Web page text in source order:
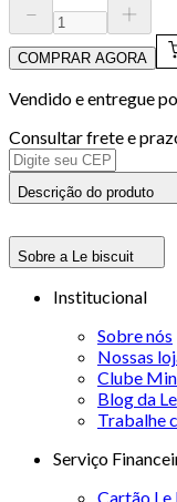
COMPRAR AGORA
Vendido e entregue
Consultar frete e
Descrição do produto
Sobre a Le biscuit
Institucional
Sobre nós
Nossas
Clube
Blog da Le
Trabalhe
Serviço
Cartão